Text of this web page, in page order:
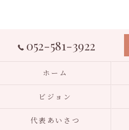
052-581-3922
ホーム
ビジョン
代表あいさつ